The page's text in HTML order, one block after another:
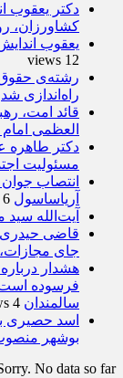
دکتر یعقوب
کشاورزان،
یعقوب
12 views
رشته‌ی حقوق
راه‌اندازی شد
قائد امت،
العظمی
دکتر طاهره
مسئولیت
انتصاب
آریاساسول 6 views
آیت‌الله
قاضی
جای مجازات، به کاشت
هشدار
سالمندان 4 views
اسد حصیری
بوشهر
No data so far.